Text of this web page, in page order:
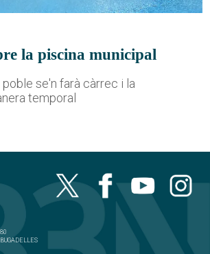
la piscina municipal
se'n farà càrrec i la
temporal